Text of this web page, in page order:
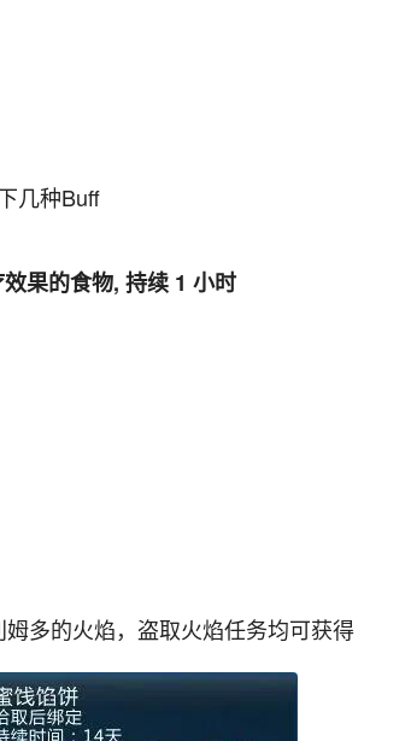
几种Buff
果的食物, 持续 1 小时
多的火焰，盗取火焰任务均可获得